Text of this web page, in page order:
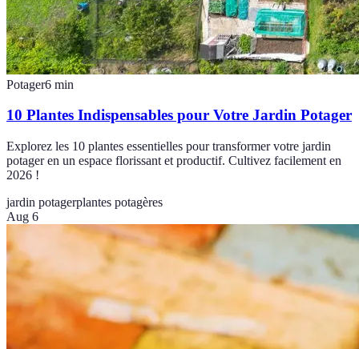
Potager6 min
10 Plantes Indispensables pour Votre Jardin Potager
Explorez les 10 plantes essentielles pour transformer votre jardin
potager en un espace florissant et productif. Cultivez facilement en
2026 !
jardin potagerplantes potagères
Aug 6